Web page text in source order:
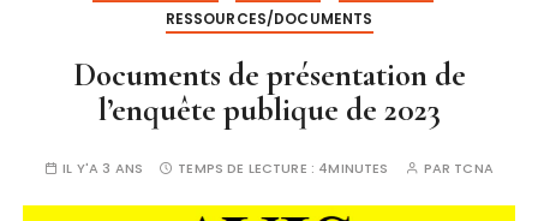
RESSOURCES/DOCUMENTS
Documents de présentation de
l’enquête publique de 2023
IL Y'A 3 ANS TEMPS DE LECTURE : 4MINUTES PAR TCNA